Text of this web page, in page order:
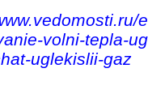
volni-tepla-
uglekislii-gaz